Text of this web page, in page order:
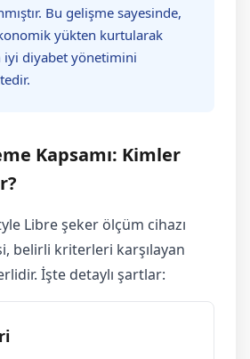
Bu gelişme sayesinde,
yükten kurtularak
iyi diyabet yönetimini
Kapsamı: Kimler
Libre şeker ölçüm cihazı
belirli kriterleri karşılayan
İşte detaylı şartlar: